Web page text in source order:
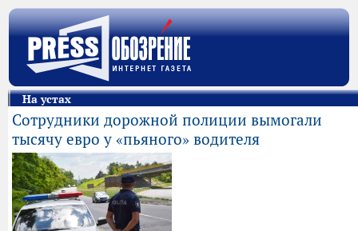
На устах
Сотрудники дорожной полиции вымогали
тысячу евро у «пьяного» водителя